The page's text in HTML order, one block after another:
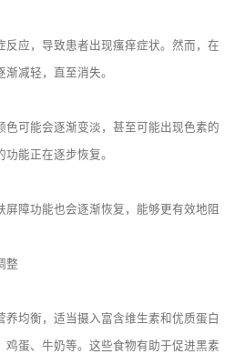
应，导致患者出现瘙痒症状。然而，在
减轻，直至消失。
可能会逐渐变淡，甚至可能出现色素的
能正在逐步恢复。
障功能也会逐渐恢复，能够更有效地阻
整
均衡，适当摄入富含维生素和优质蛋白
鸡蛋、牛奶等。这些食物有助于促进黑素